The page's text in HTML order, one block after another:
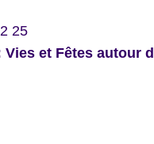
25
Vies et Fêtes autour